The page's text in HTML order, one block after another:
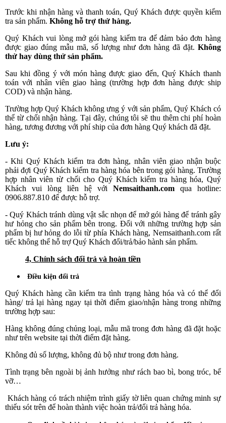
Trước khi nhận hàng và thanh toán, Quý Khách được quyền kiểm
tra sản phẩm. Không hỗ trợ thử hàng.
Quý Khách vui lòng mở gói hàng kiểm tra để đảm bảo đơn hàng
được giao đúng mẫu mã, số lượng như đơn hàng đã đặt. Không
thử hay dùng thử sản phẩm.
Sau khi đồng ý với món hàng được giao đến, Quý Khách thanh
toán với nhân viên giao hàng (trường hợp đơn hàng được ship
COD) và nhận hàng.
Trường hợp Quý Khách không ưng ý với sản phẩm, Quý Khách có
thể từ chối nhận hàng. Tại đây, chúng tôi sẽ thu thêm chi phí hoàn
hàng, tương đương với phí ship của đơn hàng Quý khách đã đặt.
Lưu ý:
- Khi Quý Khách kiểm tra đơn hàng, nhân viên giao nhận buộc
phải đợi Quý Khách kiểm tra hàng hóa bên trong gói hàng. Trường
hợp nhân viên từ chối cho Quý Khách kiểm tra hàng hóa, Quý
Khách vui lòng liên hệ với Nemsaithanh.com qua hotline:
0906.887.810 để được hỗ trợ.
- Quý Khách tránh dùng vật sắc nhọn để mở gói hàng để tránh gây
hư hỏng cho sản phẩm bên trong. Đối với những trường hợp sản
phẩm bị hư hỏng do lỗi từ phía Khách hàng, Nemsaithanh.com rất
tiếc không thể hỗ trợ Quý Khách đổi/trả/bảo hành sản phẩm.
4, Chính sách đổi trả và hoàn tiền
Điều kiện đổi trả
Quý Khách hàng cần kiểm tra tình trạng hàng hóa và có thể đổi
hàng/ trả lại hàng ngay tại thời điểm giao/nhận hàng trong những
trường hợp sau:
Hàng không đúng chủng loại, mẫu mã trong đơn hàng đã đặt hoặc
như trên website tại thời điểm đặt hàng.
Không đủ số lượng, không đủ bộ như trong đơn hàng.
Tình trạng bên ngoài bị ảnh hưởng như rách bao bì, bong tróc, bể
vỡ…
Khách hàng có trách nhiệm trình giấy tờ liên quan chứng minh sự
thiếu sót trên để hoàn thành việc hoàn trả/đổi trả hàng hóa.